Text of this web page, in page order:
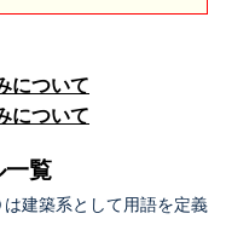
について
について
覧
建築系として用語を定義